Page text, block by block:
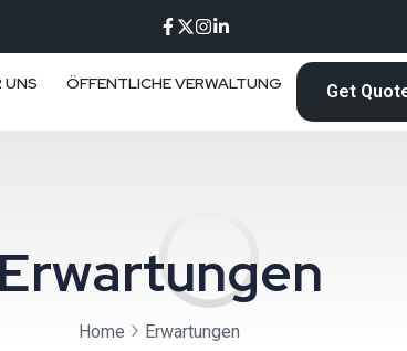
UNS ÖFFENTLICHE VERWALTUNG Get
Erwartungen
Home Erwartungen